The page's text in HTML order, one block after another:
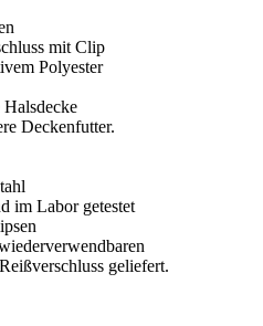
mit Clip
Polyester
Deckenfutter.
im Labor getestet
geliefert.